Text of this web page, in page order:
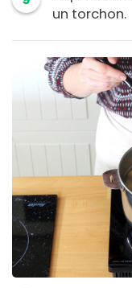
un torchon.